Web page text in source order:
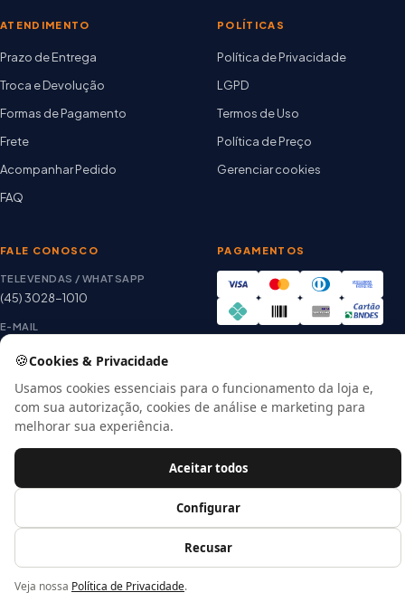
ATENDIMENTO
Prazo de Entrega
Troca e Devolução
Formas de Pagamento
Frete
Acompanhar Pedido
FAQ
POLÍTICAS
Política de Privacidade
LGPD
Termos de Uso
Política de Preço
Gerenciar cookies
FALE CONOSCO
TELEVENDAS / WHATSAPP
(45) 3028-1010
E-MAIL
thiago@artetintas.com.br
Seg. a Sex. 8h às 18h
Sábado 8h às 12h
PAGAMENTOS
Google Safe Browsing
© 2026 Arte Tintas · CNPJ 00.057.118/0001-56
🍪Cookies & Privacidade
Usamos cookies essenciais para o funcionamento da loja e,
com sua autorização, cookies de análise e marketing para
melhorar sua experiência.
Recusar
Configurar
Aceitar todos
Veja nossa Política de Privacidade.